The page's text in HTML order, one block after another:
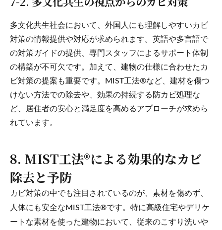
多文化共生社会において、外国人にも理解しやすいカビ
対策の情報提供や対応が求められます。英語や多言語で
の対策ガイドの提供、専門スタッフによるサポート体制
の構築が不可欠です。加えて、建物の仕様に合わせたカ
ビ対策の提案も重要です。MIST工法®など、建材を傷つ
けない方法での除去や、効果の持続する防カビ処理な
ど、居住者の安心と満足度を高めるアプローチが求めら
れています。
8. MIST工法®による効果的なカビ
除去と予防
カビ対策の中でも注目されているのが、素材を傷めず、
人体にも安全なMIST工法®です。特に高級住宅やデリケ
ートな素材を使った建物において、従来のこすり洗いや